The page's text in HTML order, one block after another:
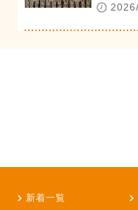
新着一覧